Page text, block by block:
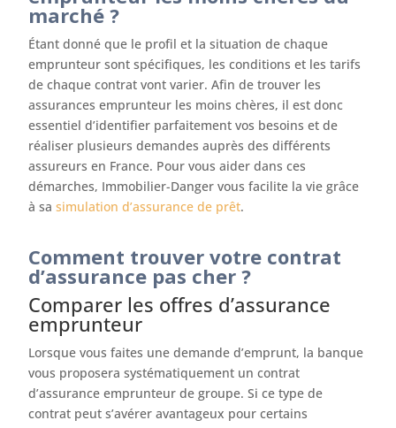
marché ?
Étant donné que le profil et la situation de chaque
emprunteur sont spécifiques, les conditions et les tarifs
de chaque contrat vont varier. Afin de trouver les
assurances emprunteur les moins chères, il est donc
essentiel d’identifier parfaitement vos besoins et de
réaliser plusieurs demandes auprès des différents
assureurs en France. Pour vous aider dans ces
démarches, Immobilier-Danger vous facilite la vie grâce
à sasimulation d’assurance de prêt.
Comment trouver votre contrat
d’assurance pas cher ?
Comparer les offres d’assurance
emprunteur
Lorsque vous faites une demande d’emprunt, la banque
vous proposera systématiquement un contrat
d’assurance emprunteur de groupe. Si ce type de
contrat peut s’avérer avantageux pour certains